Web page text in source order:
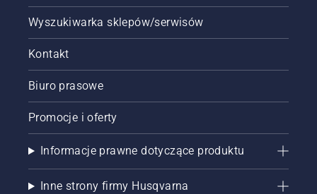
Wyszukiwarka sklepów/serwisów
Kontakt
Biuro prasowe
Promocje i oferty
Informacje prawne dotyczące produktu
Inne strony firmy Husqvarna